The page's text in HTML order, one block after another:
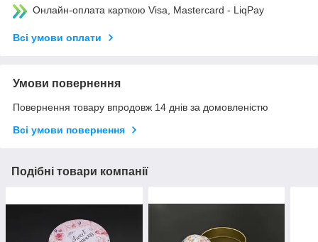
Онлайн-оплата карткою Visa, Mastercard - LiqPay
Всі умови оплати
Умови повернення
Повернення товару впродовж 14 днів за домовленістю
Всі умови повернення
Подібні товари компанії